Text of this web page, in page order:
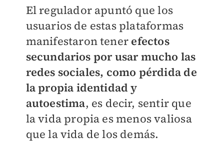
El regulador apuntó que los
usuarios de estas plataformas
manifestaron tener efectos
secundarios por usar mucho las
redes sociales, como pérdida de
la propia identidad y
autoestima, es decir, sentir que
la vida propia es menos valiosa
que la vida de los demás.